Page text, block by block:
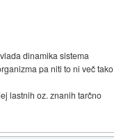
dinamika sistema
pa niti to ni več tako
lastnih oz. znanih tarčno